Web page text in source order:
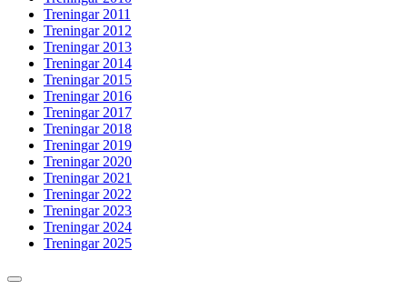
Treningar 2011
Treningar 2012
Treningar 2013
Treningar 2014
Treningar 2015
Treningar 2016
Treningar 2017
Treningar 2018
Treningar 2019
Treningar 2020
Treningar 2021
Treningar 2022
Treningar 2023
Treningar 2024
Treningar 2025